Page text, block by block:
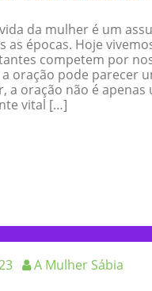
da mulher é um
as épocas. Hoje
competem por
oração pode parecer
a oração não é apenas
vital […]
A Mulher Sábia